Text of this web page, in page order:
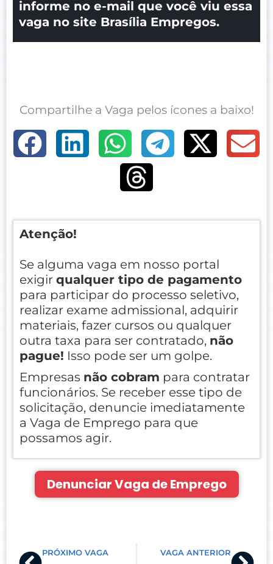
informe no e-mail que você viu essa
vaga no site Brasília Empregos.
Compartilhe a Vaga pelos ícones a baixo!
Atenção!
Se alguma vaga em nosso portal
exigir qualquer tipo de pagamento
para participar do processo seletivo,
realizar exame admissional, adquirir
materiais, fazer cursos ou qualquer
outra taxa para ser contratado, não
pague! Isso pode ser um golpe.
Empresas não cobram para contratar
funcionários. Se receber esse tipo de
solicitação, denuncie imediatamente
a Vaga de Emprego para que
possamos agir.
Denunciar Vaga de Emprego
Prev
PRÓXIMO VAGA VAGA ANTERIOR